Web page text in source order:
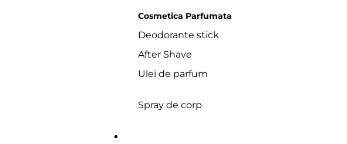
Cosmetica Parfumata
Deodorante stick
After Shave
Ulei de parfum
Spray de corp